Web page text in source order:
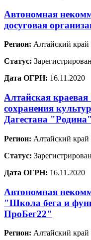
Автономная
досуговая
Регион: Алтайский край
Статус:
Дата ОГРН: 16.11.2020
Алтайская
сохранения
Дагестана "Родина"
Регион: Алтайский край
Статус:
Дата ОГРН: 16.11.2020
Автономная
"Школа бега и
ПроБег22"
Регион: Алтайский край